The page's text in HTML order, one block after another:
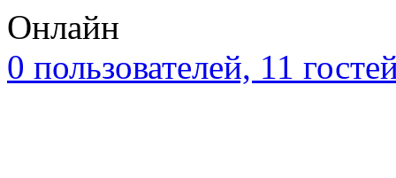
Онлайн
0 пользователей, 11